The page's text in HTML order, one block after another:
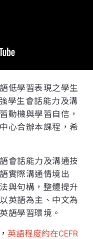
低學習表現之學生
學生會話能力及溝
動機與學習自信，
心合辦本課程，希
會話能力及溝通技
實際溝通情境出
與句構，整體提升
英語為主、中文為
語學習環境。
英語程度約在CEFR